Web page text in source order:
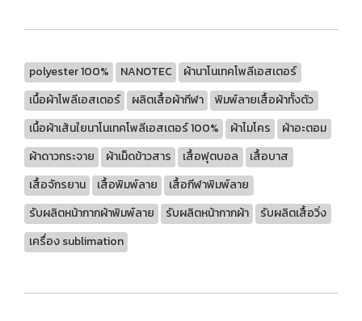
polyester 100% NANOTEC
ผ้านาโนเทคโพลีเอสเตอร์
เนื้อผ้าโพลีเอสเตอร์
ผลิตเสื้อผ้ากีฬา
พิมพ์ลายเสื้อผ้าทั้งตัว
เนื้อผ้าเส้นใยนาโนเทคโพลีเอสเตอร์ 100%
ผ้าไมโคร
ผ้าอะตอม
ผ้าดาวกระจาย
ผ้าเม็ดข้าวสาร เสื้อฟุตบอล
เสื้อบาส
เสื้อจักรยาน
เสื้อพิมพ์ลาย
เสื้อกีฬาพิมพ์ลาย
รับผลิตหน้ากากผ้าพิมพ์ลาย
รับผลิตหน้ากากผ้า
รับผลิตเสื้อวิ่ง
เครื่อง sublimation